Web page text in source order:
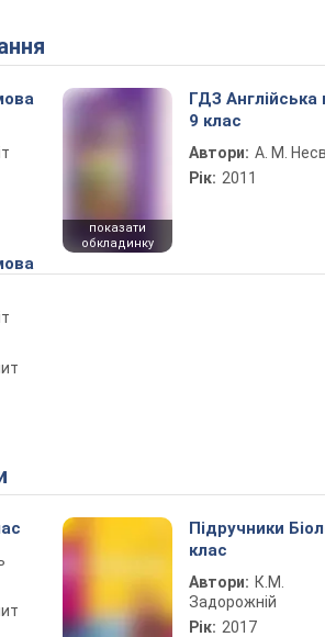
показати
обкладинку
ГДЗ Англійська
9 клас
Автори: А. М.
Рік: 2011
Підручники
клас
Автори: К.М.
Задорожній
Рік: 2017